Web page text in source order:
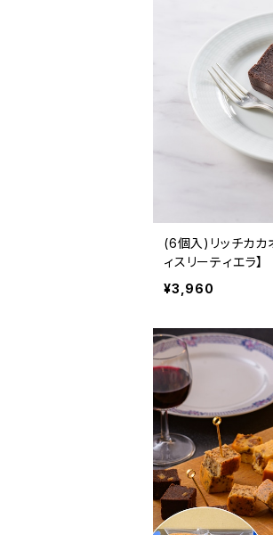
(6個入)リッチカカ
ィスリーティエラ】
¥3,960